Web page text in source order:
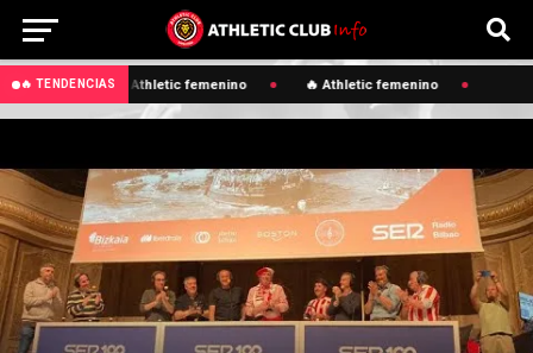
🔥 TENDENCIAS🔥 Athletic femenino 🔥 Athletic femenino